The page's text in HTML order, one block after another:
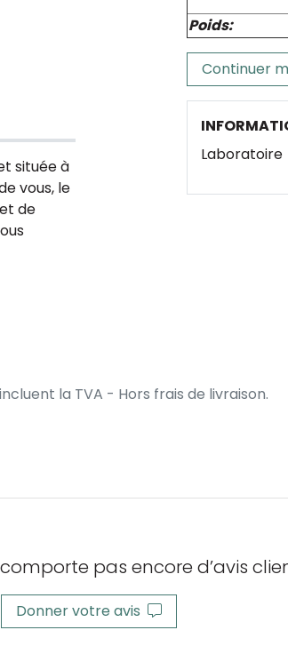
Poids:
Continuer
située à
vous, le
de
Laboratoire
la TVA - Hors frais de livraison.
pas encore d’avis
Donner votre avis